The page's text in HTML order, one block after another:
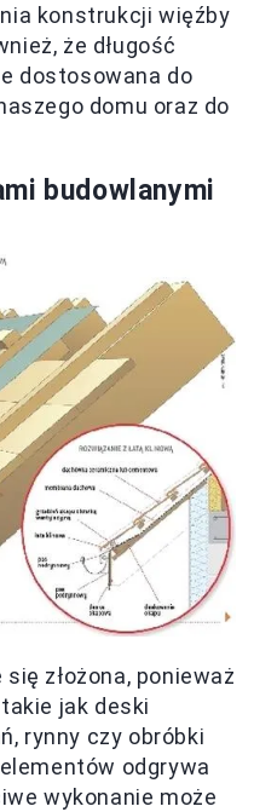
konstrukcji więźby
że długość
dostosowana do
domu oraz do
budowlanymi
złożona, ponieważ
jak deski
rynny czy obróbki
odgrywa
wykonanie może